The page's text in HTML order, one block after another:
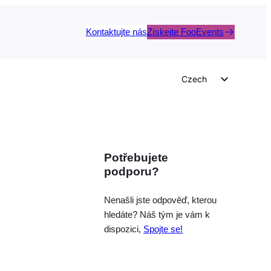
Kontaktujte násZískejte FooEvents
Czech
Portuguese
French
Potřebujete
podporu?
Nenašli jste odpověď, kterou
hledáte? Náš tým je vám k
dispozici, Spojte se!